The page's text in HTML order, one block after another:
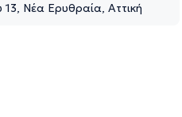
Νέα Ερυθραία, Αττική